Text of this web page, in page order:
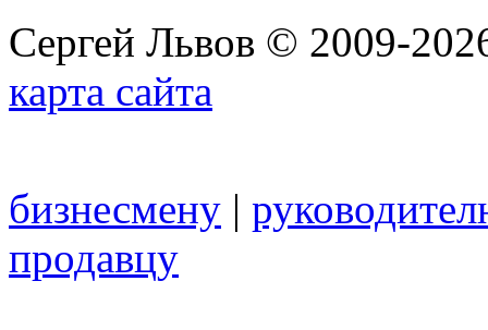
Сергей Львов © 2009-
карта сайта
бизнесмену |
продавцу